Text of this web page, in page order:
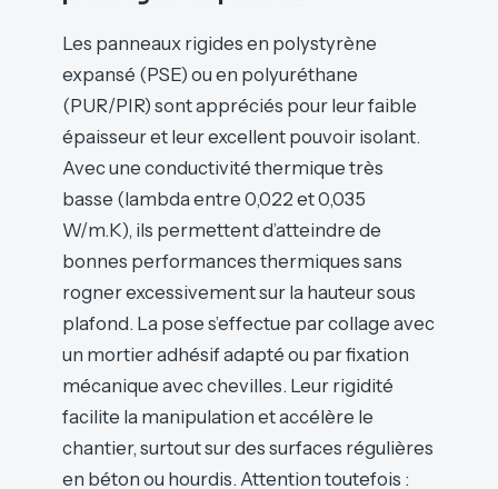
Les panneaux rigides en polystyrène
expansé (PSE) ou en polyuréthane
(PUR/PIR) sont appréciés pour leur faible
épaisseur et leur excellent pouvoir isolant.
Avec une conductivité thermique très
basse (lambda entre 0,022 et 0,035
W/m.K), ils permettent d’atteindre de
bonnes performances thermiques sans
rogner excessivement sur la hauteur sous
plafond. La pose s’effectue par collage avec
un mortier adhésif adapté ou par fixation
mécanique avec chevilles. Leur rigidité
facilite la manipulation et accélère le
chantier, surtout sur des surfaces régulières
en béton ou hourdis. Attention toutefois :